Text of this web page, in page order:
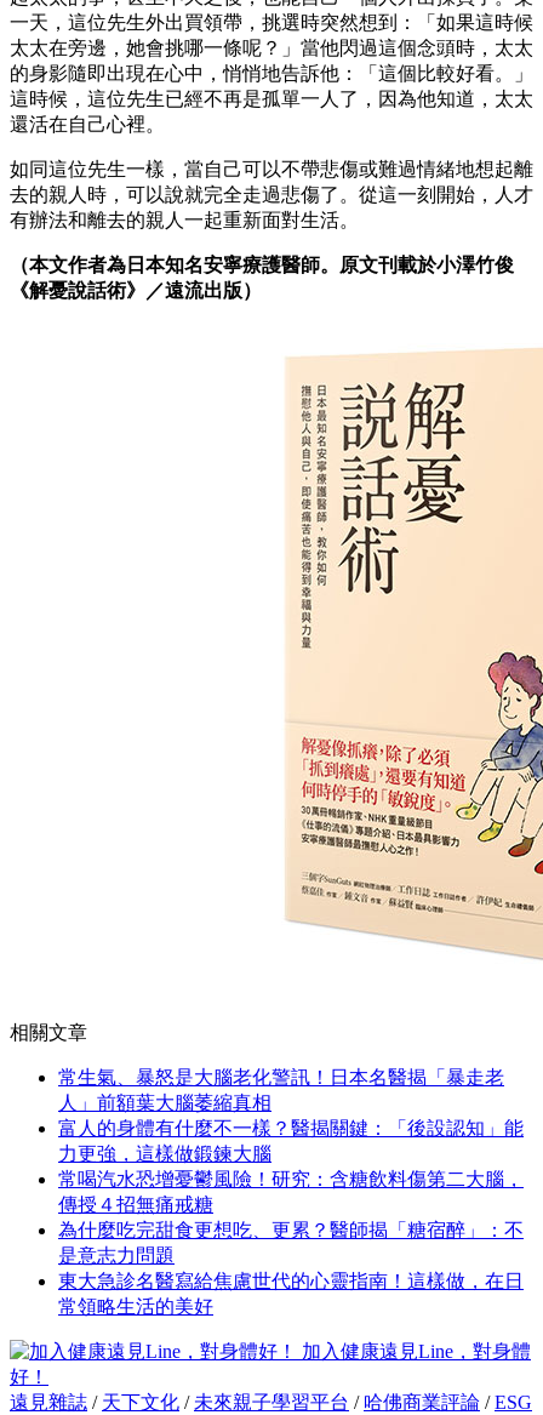
一天，這位先生外出買領帶，挑選時突然想到：「如果這時候
太太在旁邊，她會挑哪一條呢？」當他閃過這個念頭時，太太
的身影隨即出現在心中，悄悄地告訴他：「這個比較好看。」
這時候，這位先生已經不再是孤單一人了，因為他知道，太太
還活在自己心裡。
如同這位先生一樣，當自己可以不帶悲傷或難過情緒地想起離
去的親人時，可以說就完全走過悲傷了。從這一刻開始，人才
有辦法和離去的親人一起重新面對生活。
（本文作者為日本知名安寧療護醫師。原文刊載於小澤竹俊
《解憂說話術》／遠流出版）
相關文章
常生氣、暴怒是大腦老化警訊！日本名醫揭「暴走老
人」前額葉大腦萎縮真相
富人的身體有什麼不一樣？醫揭關鍵：「後設認知」能
力更強，這樣做鍛鍊大腦
常喝汽水恐增憂鬱風險！研究：含糖飲料傷第二大腦，
傳授４招無痛戒糖
為什麼吃完甜食更想吃、更累？醫師揭「糖宿醉」：不
是意志力問題
東大急診名醫寫給焦慮世代的心靈指南！這樣做，在日
常領略生活的美好
加入健康遠見Line，對身體
好！
遠見雜誌 / 天下文化 / 未來親子學習平台 / 哈佛商業評論 /ESG